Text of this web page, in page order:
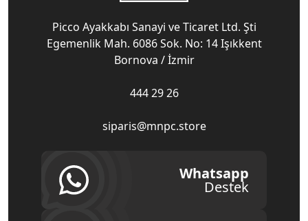
Picco Ayakkabı Sanayi ve Ticaret Ltd. Şti
Egemenlik Mah. 6086 Sok. No: 14 Işıkkent
Bornova / İzmir
444 29 26
siparis@mnpc.store
Whatsapp
Destek